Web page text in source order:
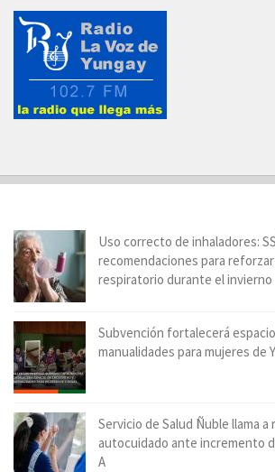
Uso correcto de inhaladores:
recomendaciones para
respiratorio durante el invierno
Subvención fortalecerá
manualidades para mujeres de
Servicio de Salud Ñuble llama
autocuidado ante incremento
A